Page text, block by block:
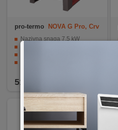
KUPOVINA
INOSTRANSTVA
OZNAKE
ENERGETSKE
UČINKOVITOSTI
DIGITALIS
pro-termo NOVA G Pro, Crv
Nazivna snaga 7,5 kW
519,90